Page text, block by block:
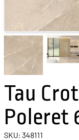
Tau
Poleret
SKU: 348111